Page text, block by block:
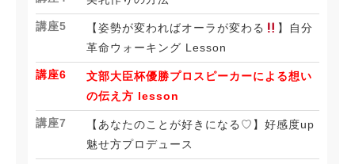
講座5 【姿勢が変わればオーラが変わる
】自分
革命ウォーキング Lesson
講座6
文部大臣杯優勝プロスピーカーによる想い
の伝え方 lesson
講座7
【あなたのことが好きになる♡】好感度up
魅せ方プロデュース